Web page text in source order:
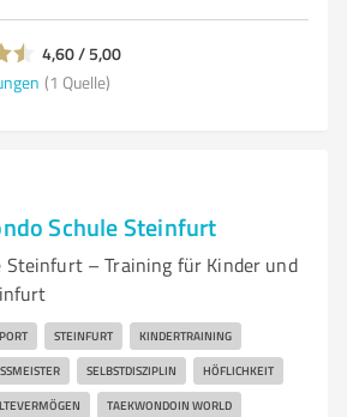
4,60 / 5,00
(1 Quelle)
Schule Steinfurt
Steinfurt – Training für Kinder und
STEINFURT KINDERTRAINING
SELBSTDISZIPLIN HÖFLICHKEIT
TAEKWONDOIN WORLD